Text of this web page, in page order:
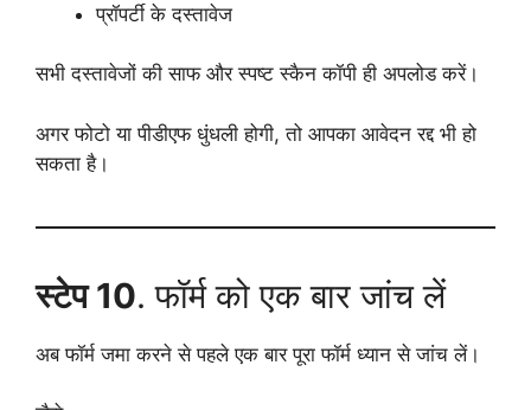
प्रॉपर्टी के दस्तावेज
सभी दस्तावेजों की साफ और स्पष्ट स्कैन कॉपी ही अपलोड करें।
अगर फोटो या पीडीएफ धुंधली होगी, तो आपका आवेदन रद्द भी हो
सकता है।
स्टेप 10. फॉर्म को एक बार जांच लें
अब फॉर्म जमा करने से पहले एक बार पूरा फॉर्म ध्यान से जांच लें।